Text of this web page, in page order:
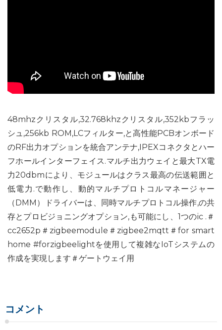
48mhzクリスタル,32.768khzクリスタル,352kbフラッ
シュ,256kb ROM,LCフィルター,と高性能PCBオンボード
のRF出力オプションを統合アンテナ,IPEXコネクタとハー
フホールインターフェイス.マルチ出力ウェイと最大TX電
力20dbmにより、モジュールはクラス最高の伝送範囲と
低電力.で動作し、動的マルチプロトコルマネージャー
（DMM）ドライバーは、同時マルチプロトコル操作,の共
存とプロビジョニングオプション,も可能にし、1つのic .＃
cc2652p＃zigbeemodule＃zigbee2mqtt＃for smart
home #forzigbeelightを使用して複雑なIoTシステムの
作成を実現します＃ゲートウェイ用
コメント